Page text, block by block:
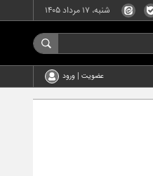
شنبه، ۱۷ مرداد ۱۴۰۵
عضویت | ورود